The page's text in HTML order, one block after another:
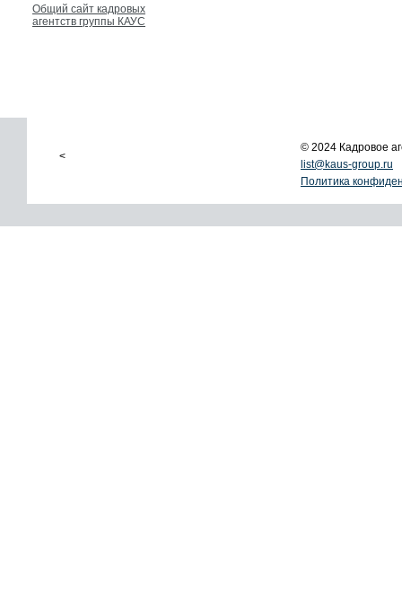
Общий сайт кадровых
агентств группы КАУС
<
© 2024 Кадровое
list@kaus-group.ru
Политика